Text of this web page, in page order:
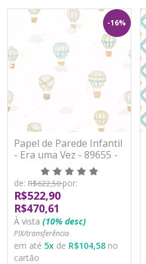
-16%
Papel de Parede Infantil
- Era uma Vez - 89655 -
Vinílico
de: R$622,50por:
R$522,90
R$470,61
À vista (10% desc)
PIX/transferência
em até 5x de R$104,58 no
cartão